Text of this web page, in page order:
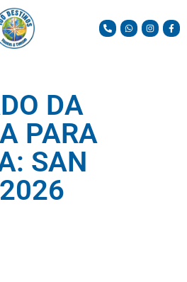
DA
PARA
SAN